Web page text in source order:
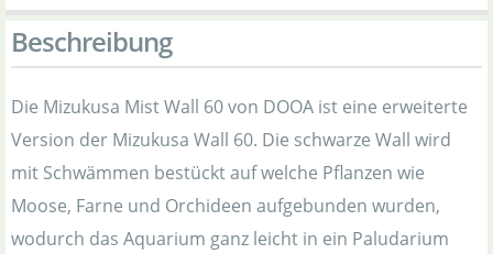
Beschreibung
Die Mizukusa Mist Wall 60 von DOOA ist eine erweiterte
Version der Mizukusa Wall 60. Die schwarze Wall wird
mit Schwämmen bestückt auf welche Pflanzen wie
Moose, Farne und Orchideen aufgebunden wurden,
wodurch das Aquarium ganz leicht in ein Paludarium